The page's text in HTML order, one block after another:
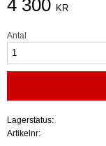
4 300 KR
Antal
Lagerstatus
Artikelnr